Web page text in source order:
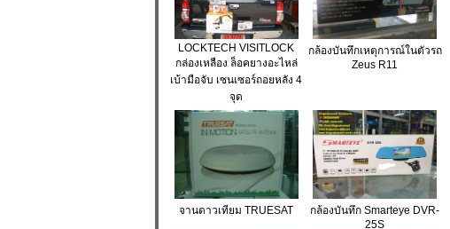
LOCKTECH VISITLOCK
กล่องเหลือง ล็อคยางอะไหล่
เบ้ามือจับ เซนเซอร์ถอยหลัง 4
จุด
กล้องบันทึกเหตุการณ์ในตัวรถ
Zeus R11
จานดาวเทียม TRUESAT
กล้องบันทึก Smarteye DVR-
25S